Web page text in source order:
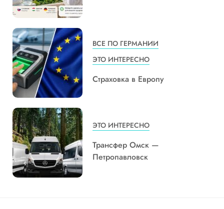
ВСЕ ПО ГЕРМАНИИ
ЭТО ИНТЕРЕСНО
Страховка в Европу
ЭТО ИНТЕРЕСНО
Трансфер Омск —
Петропавловск